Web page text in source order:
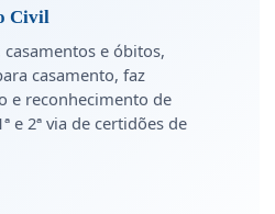
Civil
e óbitos,
casamento, faz
e reconhecimento de
e 2ª via de certidões de